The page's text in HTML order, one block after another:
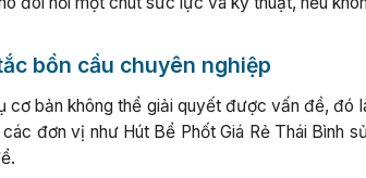
bồn cầu chuyên nghiệp
cơ bản không thể giải quyết được vấn đề, đó
đơn vị như Hút Bể Phốt Giá Rẻ Thái Bình